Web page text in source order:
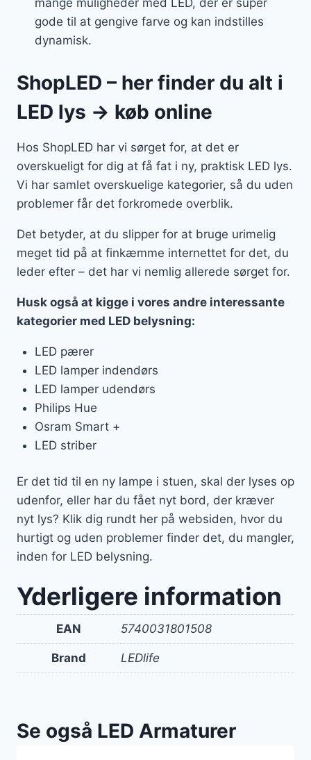
mange muligheder med LED, der er super
gode til at gengive farve og kan indstilles
dynamisk.
ShopLED – her finder du alt i
LED lys → køb online
Hos ShopLED har vi sørget for, at det er
overskueligt for dig at få fat i ny, praktisk LED lys.
Vi har samlet overskuelige kategorier, så du uden
problemer får det forkromede overblik.
Det betyder, at du slipper for at bruge urimelig
meget tid på at finkæmme internettet for det, du
leder efter – det har vi nemlig allerede sørget for.
Husk også at kigge i vores andre interessante
kategorier med LED belysning:
LED pærer
LED lamper indendørs
LED lamper udendørs
Philips Hue
Osram Smart +
LED striber
Er det tid til en ny lampe i stuen, skal der lyses op
udenfor, eller har du fået nyt bord, der kræver
nyt lys? Klik dig rundt her på websiden, hvor du
hurtigt og uden problemer finder det, du mangler,
inden for LED belysning.
Yderligere information
EAN 5740031801508
Brand LEDlife
Se også LED Armaturer